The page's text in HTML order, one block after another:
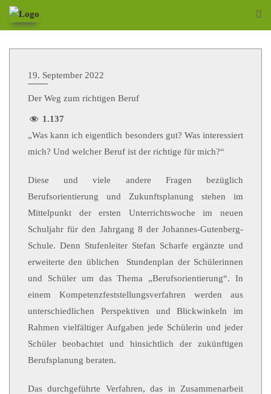
19. September 2022
Der Weg zum richtigen Beruf
1.137
„Was kann ich eigentlich besonders gut? Was interessiert
mich? Und welcher Beruf ist der richtige für mich?“
Diese und viele andere Fragen bezüglich
Berufsorientierung und Zukunftsplanung stehen im
Mittelpunkt der ersten Unterrichtswoche im neuen
Schuljahr für den Jahrgang 8 der Johannes-Gutenberg-
Schule. Denn Stufenleiter Stefan Scharfe ergänzte und
erweiterte den üblichen Stundenplan der Schülerinnen
und Schüler um das Thema „Berufsorientierung“. In
einem Kompetenzfeststellungsverfahren werden aus
unterschiedlichen Perspektiven und Blickwinkeln im
Rahmen vielfältiger Aufgaben jede Schülerin und jeder
Schüler beobachtet und hinsichtlich der zukünftigen
Berufsplanung beraten.
Das durchgeführte Verfahren, das in Zusammenarbeit